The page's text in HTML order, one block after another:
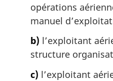
opérations
manuel
b) l’exploitant
structure
c) l’exploitant